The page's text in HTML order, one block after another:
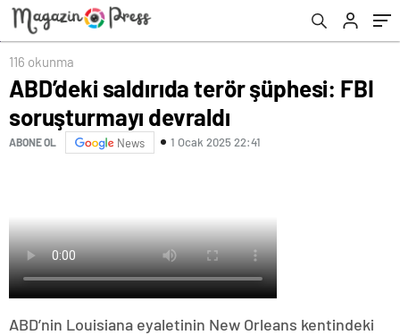
116 okunma
ABD’deki saldırıda terör şüphesi: FBI
soruşturmayı devraldı
ABONE OL News 1 Ocak 2025 22:41
ABD’nin Louisiana eyaletinin New Orleans kentindeki